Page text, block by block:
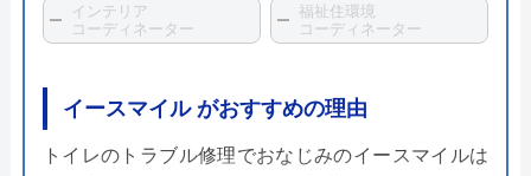
インテリア
コーディネーター
福祉住環境
コーディネーター
イースマイル がおすすめの理由
トイレのトラブル修理でおなじみのイースマイルは